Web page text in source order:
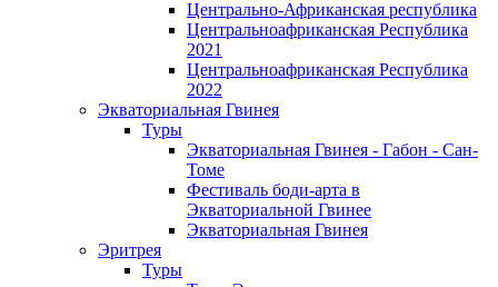
Центрально-Африканская республика
Центральноафриканская Республика
2021
Центральноафриканская Республика
2022
Экваториальная Гвинея
Туры
Экваториальная Гвинея - Габон - Сан-
Томе
Фестиваль боди-арта в
Экваториальной Гвинее
Экваториальная Гвинея
Эритрея
Туры